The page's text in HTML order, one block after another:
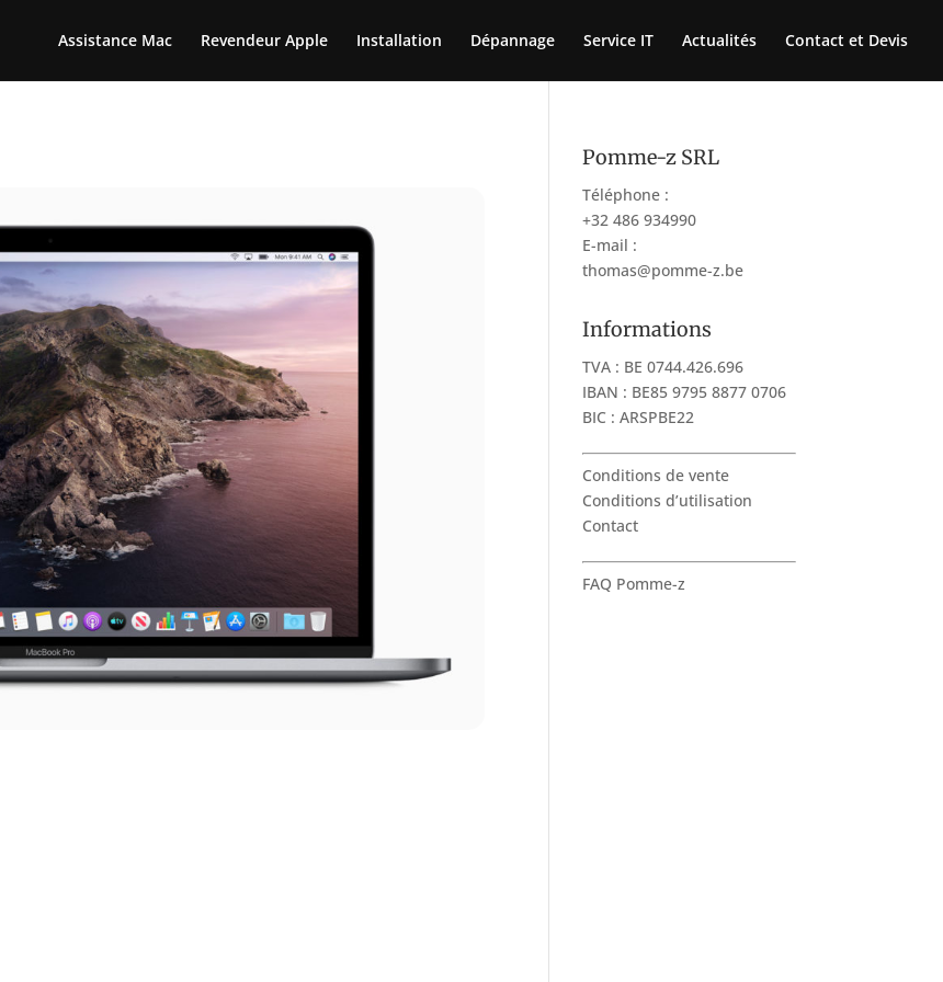
Assistance Mac Revendeur Apple Installation Dépannage Service IT Actualités Contact et Devis
Pomme-z SRL
Téléphone :
+32 486 934990
E-mail :
thomas@pomme-z.be
Informations
TVA : BE 0744.426.696
IBAN : BE85 9795 8877 0706
BIC : ARSPBE22
Conditions de vente
Conditions d’utilisation
Contact
FAQ Pomme-z